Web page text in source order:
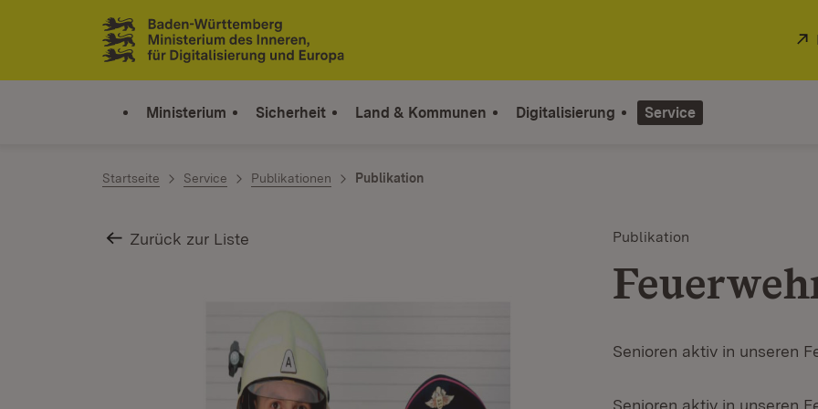
Zum Inhalt springen
Link zur Startseite
Ministerium Sicherheit Land & Kommunen Digitalisierung Service
Startseite Service Publikationen Publikation
Zurück zur Liste Publikation
Senioren aktiv in unseren
Senioren aktiv in unseren